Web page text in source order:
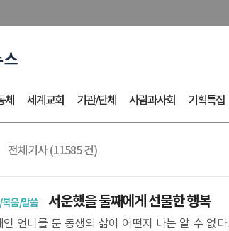
체 세계교회 기관/단체 사람과사회 기획특집
전체기사 (11585 건)
음/말씀서운했을 둘째에게 선물한 행복
인 언니를 둔 동생의 삶이 어떤지 나는 알 수 없